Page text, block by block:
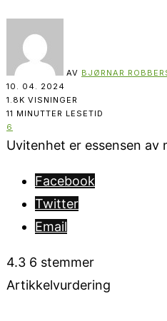
AV BJØRNAR
10. 04. 2024
1.8K VISNINGER
11 MINUTTER LESETID
6
Uvitenhet er essensen av
Facebook
Twitter
Email
4.3 6 stemmer
Artikkelvurdering